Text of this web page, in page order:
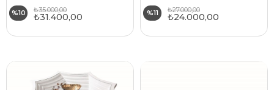
%10 ₺31.400,00
₺35.000,00 %11 ₺24.000,00
₺27.000,00